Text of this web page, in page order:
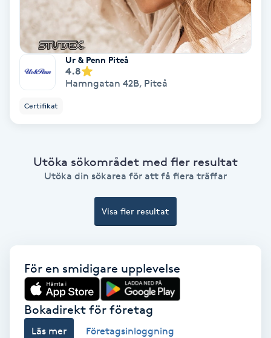
Diamantslipning
Extensions borttagning
Faceliftmassage
Fet hårbotten
Ur & Penn Piteå
4.8
Hamngatan 42B, Piteå
Certifikat
Utöka sökområdet med fler resultat
Utöka din sökarea för att få flera träffar
Visa fler resultat
För en smidigare upplevelse
Bokadirekt för företag
Läs mer Företagsinloggning